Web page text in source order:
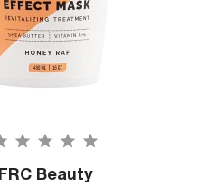
FRC Beauty